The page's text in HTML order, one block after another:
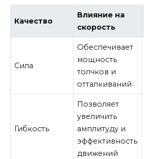
Качество
Влияние на
скорость
Сила
Обеспечивает
мощность
толчков и
отталкиваний
Гибкость
Позволяет
увеличить
амплитуду и
эффективность
движений